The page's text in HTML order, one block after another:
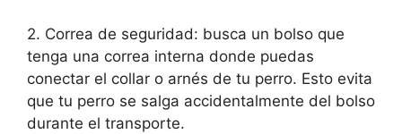
2. Correa de seguridad: busca un bolso que
tenga una correa interna donde puedas
conectar el collar o arnés de tu perro. Esto evita
que tu perro se salga accidentalmente del bolso
durante el transporte.